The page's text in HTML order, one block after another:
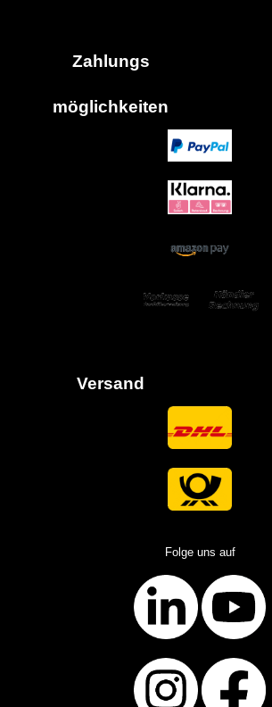
Zahlungs
möglich keiten
Versand
Folge uns auf